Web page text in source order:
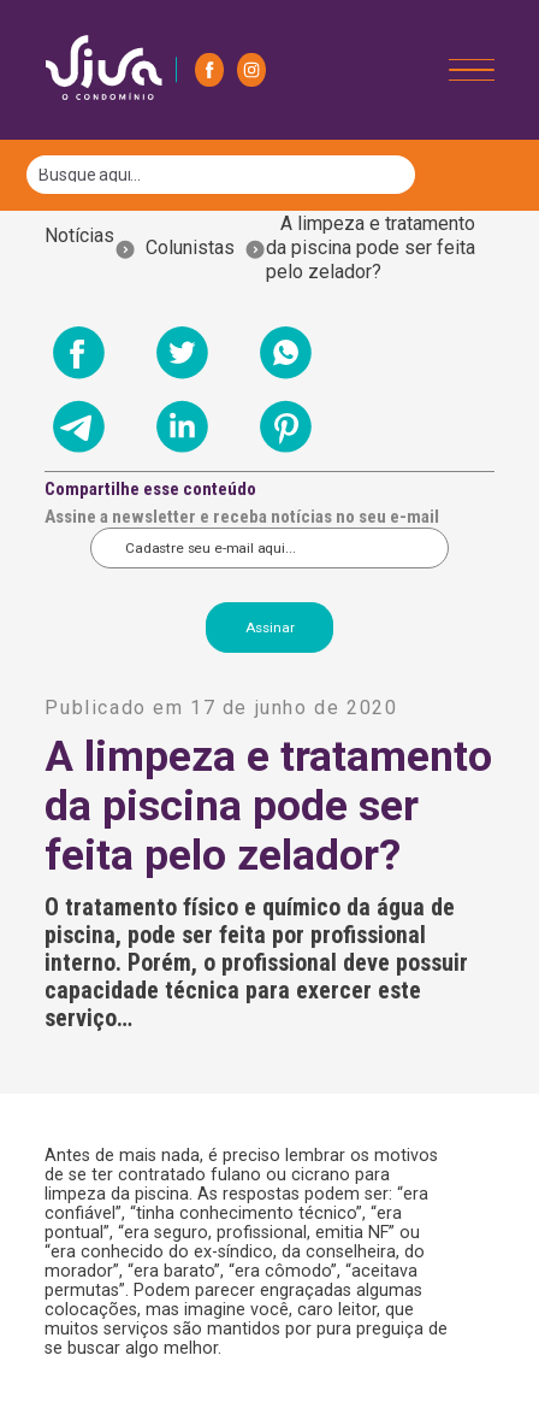
Notícias
Colunistas
A limpeza e tratamento
da piscina pode ser feita
pelo zelador?
Compartilhe esse conteúdo
Assine a newsletter e receba notícias no seu e-mail
t
r
n
a
t
i
v
:
Publicado em 17 de junho de 2020
A limpeza e tratamento
da piscina pode ser
feita pelo zelador?
O tratamento físico e químico da água de
piscina, pode ser feita por profissional
interno. Porém, o profissional deve possuir
capacidade técnica para exercer este
serviço…
Antes de mais nada, é preciso lembrar os motivos
de se ter contratado fulano ou cicrano para
limpeza da piscina. As respostas podem ser: “era
confiável”, “tinha conhecimento técnico”, “era
pontual”, “era seguro, profissional, emitia NF” ou
“era conhecido do ex-síndico, da conselheira, do
morador”, “era barato”, “era cômodo”, “aceitava
permutas”. Podem parecer engraçadas algumas
colocações, mas imagine você, caro leitor, que
muitos serviços são mantidos por pura preguiça de
se buscar algo melhor.